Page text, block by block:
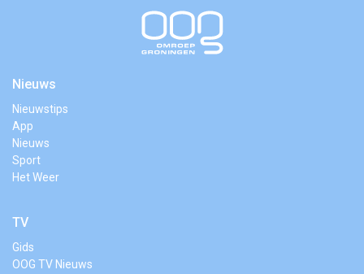
Nieuws
Nieuwstips
App
Nieuws
Sport
Het Weer
TV
Gids
OOG TV Nieuws